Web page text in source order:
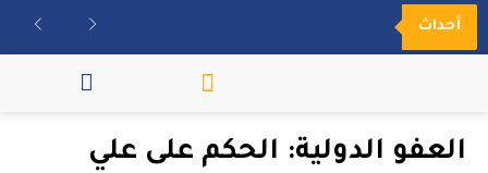
أحداث
العفو الدولية: الحكم على علي